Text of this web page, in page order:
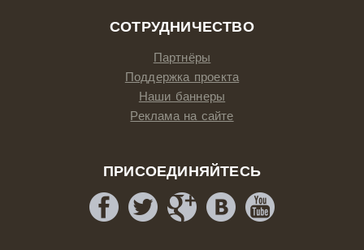
СОТРУДНИЧЕСТВО
Партнёры
Поддержка проекта
Наши баннеры
Реклама на сайте
ПРИСОЕДИНЯЙТЕСЬ